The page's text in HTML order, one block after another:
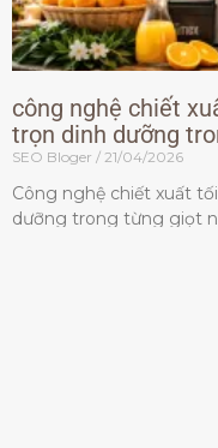
công nghệ chiết
trọn dinh dưỡng
SEO Bloger 21/04/2026
Công nghệ chiết xuất
dưỡng trong từng giọt